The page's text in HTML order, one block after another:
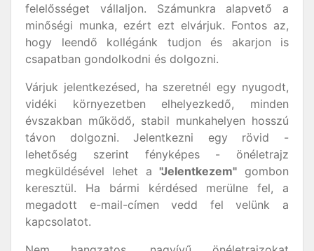
felelősséget vállaljon. Számunkra alapvető a
minőségi munka, ezért ezt elvárjuk. Fontos az,
hogy leendő kollégánk tudjon és akarjon is
csapatban gondolkodni és dolgozni.
Várjuk jelentkezésed, ha szeretnél egy nyugodt,
vidéki környezetben elhelyezkedő, minden
évszakban működő, stabil munkahelyen hosszú
távon dolgozni. Jelentkezni egy rövid -
lehetőség szerint fényképes - önéletrajz
megküldésével lehet a"Jelentkezem" gombon
keresztül. Ha bármi kérdésed merülne fel, a
megadott e-mail-címen vedd fel velünk a
kapcsolatot.